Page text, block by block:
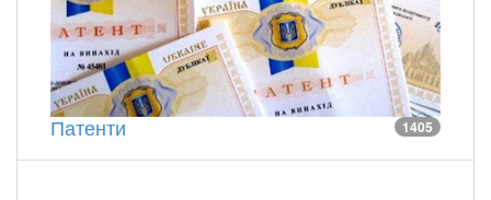
Патенти 1405